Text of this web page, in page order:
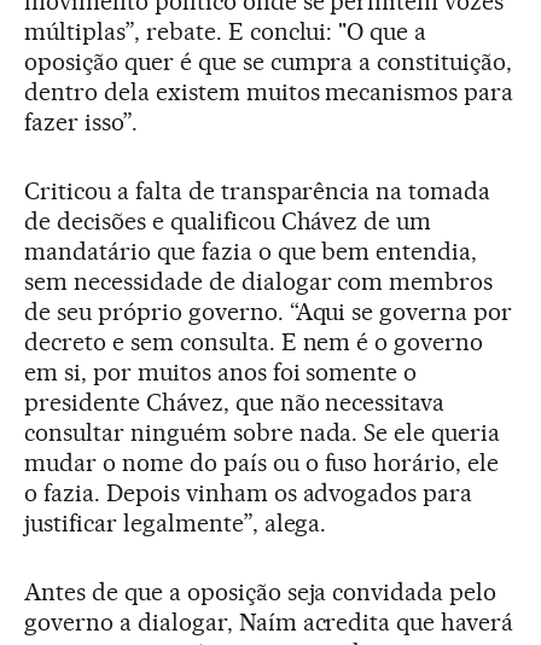
múltiplas”, rebate. E conclui: "O que a
oposição quer é que se cumpra a constituição,
dentro dela existem muitos mecanismos para
fazer isso”.
Criticou a falta de transparência na tomada
de decisões e qualificou Chávez de um
mandatário que fazia o que bem entendia,
sem necessidade de dialogar com membros
de seu próprio governo. “Aqui se governa por
decreto e sem consulta. E nem é o governo
em si, por muitos anos foi somente o
presidente Chávez, que não necessitava
consultar ninguém sobre nada. Se ele queria
mudar o nome do país ou o fuso horário, ele
o fazia. Depois vinham os advogados para
justificar legalmente”, alega.
Antes de que a oposição seja convidada pelo
governo a dialogar, Naím acredita que haverá